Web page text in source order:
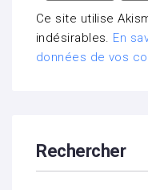
Ce site utilise
indésirables. En
données de vos
Rechercher